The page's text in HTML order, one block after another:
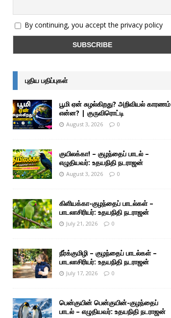
By continuing, you accept the privacy policy
புதிய பதிப்புகள்
பூமி ஏன் சுழல்கிறது? அறிவியல் காரணம்
என்ன? | குருவிரொட்டி
August 3, 2026 0
குயிலக்கா! – குழந்தைப் பாடல் –
எழுதியவர்: உதயநிதி நடராஜன்
August 3, 2026 0
கிளியக்கா-குழந்தைப் பாடல்கள் –
பாடலாசிரியர்: உதயநிதி நடராஜன்
July 21, 2026 0
நீர்க்குமிழி – குழந்தைப் பாடல்கள் –
பாடலாசிரியர்: உதயநிதி நடராஜன்
July 17, 2026 0
பென்குயின் பென்குயின்-குழந்தைப்
பாடல் – எழுதியவர்: உதயநிதி நடராஜன்